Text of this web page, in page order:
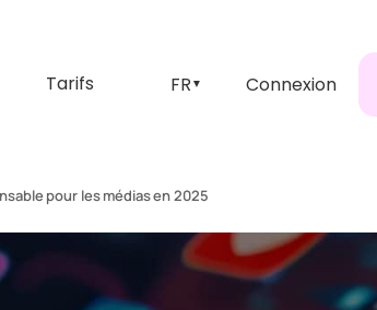
Tarifs FR ▼ Connexion
pour les médias en 2025